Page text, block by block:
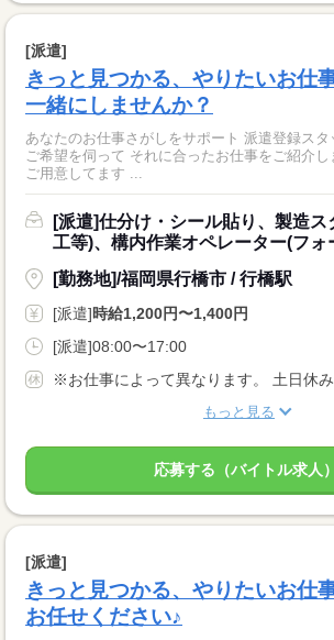
[派遣]
きっと見つかる、やりたいお仕
一緒にしませんか？
あなたのお仕事さがしをサポート 派遣登録ス
ご希望を伺って それに合ったお仕事をご紹介
ご用意してます ...
[派遣]仕分け・シール貼り、製造ス
工等)、構内作業オペレーター(フォ
[勤務地]/福岡県行橋市 / 行橋駅
[派遣]時給1,200円〜1,400円
[派遣]08:00〜17:00
もっと見る
応募する（バイトル求人）
[派遣]
きっと見つかる、やりたいお仕
お任せください♪